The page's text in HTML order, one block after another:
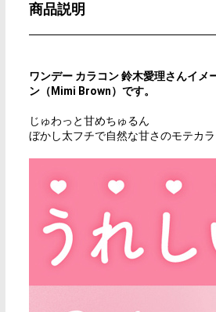
商品説明
ワンデー カラコン 鈴木愛理さんイ
ン（Mimi Brown）です。
じゅわっと甘めちゅるん
ぼかし太フチで自然な甘さのモテカ